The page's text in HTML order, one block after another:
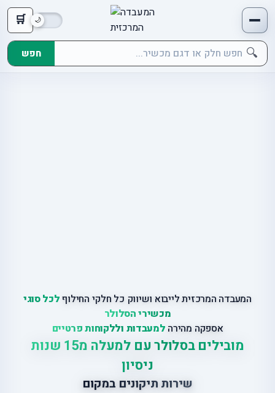
🛒
🔍 חפש
המעבדה המרכזית לייבוא ושיווק כל חלקי החילוףלכל סוגי
מכשירי הסלולר
אספקה מהירה למעבדות וללקוחות פרטיים
מובילים בסלולר עם למעלה מ15 שנות
ניסיון
שירות תיקונים במקום